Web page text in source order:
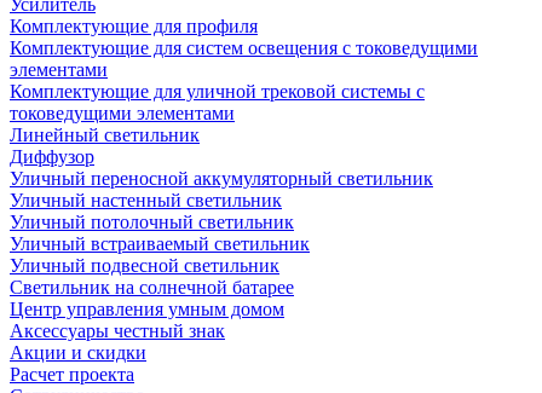
Усилитель
Комплектующие для профиля
Комплектующие для систем освещения с токоведущими
элементами
Комплектующие для уличной трековой системы с
токоведущими элементами
Линейный светильник
Диффузор
Уличный переносной аккумуляторный светильник
Уличный настенный светильник
Уличный потолочный светильник
Уличный встраиваемый светильник
Уличный подвесной светильник
Светильник на солнечной батарее
Центр управления умным домом
Аксессуары честный знак
Акции и скидки
Расчет проекта